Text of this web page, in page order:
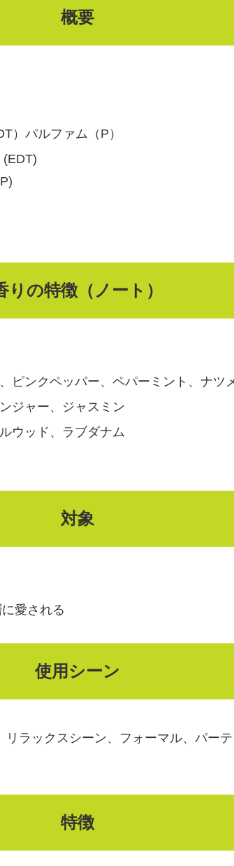
概要
）パルファム（P）
りの特徴（ノート）
ピンクペッパー、ペパーミント、ナツ
ジャー、ジャスミン
ウッド、ラブダナム
対象
愛される
使用シーン
ラックスシーン、フォーマル、パー
特徴